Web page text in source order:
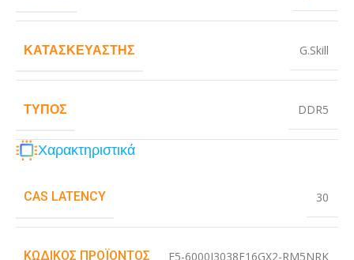
ΚΑΤΑΣΚΕΥΑΣΤΉΣ G.Skill
ΤΎΠΟΣ DDR5
Χαρακτηριστικά
CAS LATENCY 30
ΚΩΔΙΚΌΣ ΠΡΟΪΌΝΤΟΣ F5-6000J3038F16GX2-RM5NRK